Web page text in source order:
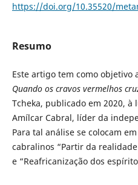
https://doi.org/10.35520/
Resumo
Este artigo tem como objetivo
Quando os cravos vermelhos
Tcheka, publicado em 2020,
Amílcar Cabral, líder da
Para tal análise se colocam
cabralinos “Partir da
e “Reafricanização dos